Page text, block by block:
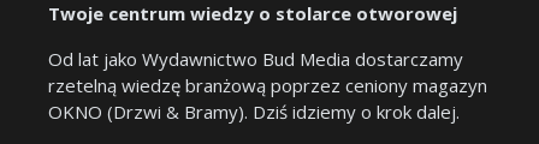
Twoje centrum wiedzy o stolarce otworowej
Od lat jako Wydawnictwo Bud Media dostarczamy
rzetelną wiedzę branżową poprzez ceniony magazyn
OKNO (Drzwi & Bramy). Dziś idziemy o krok dalej.